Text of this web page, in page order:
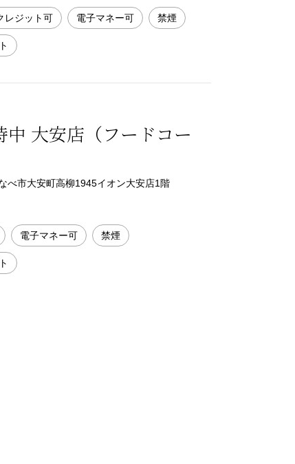
レジット可 電子マネー可 禁煙
大安店（フードコー
べ市大安町高柳1945イオン大安店1階
電子マネー可 禁煙